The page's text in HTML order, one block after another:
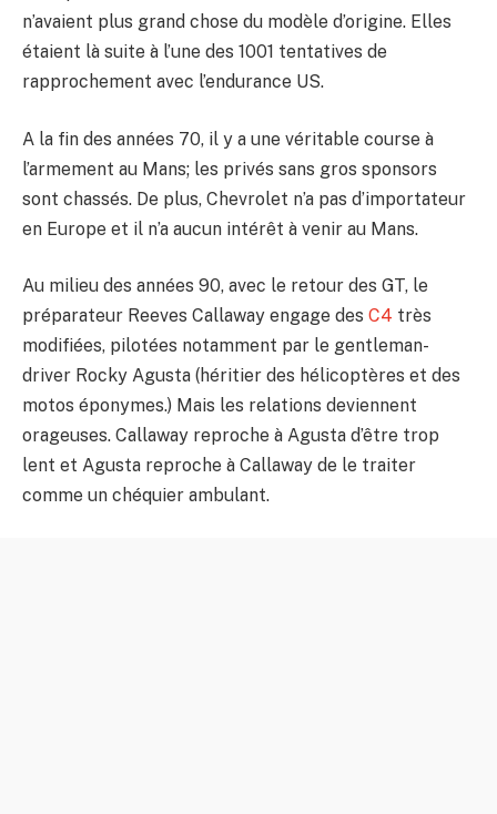
n’avaient plus grand chose du modèle d’origine. Elles
étaient là suite à l’une des 1001 tentatives de
rapprochement avec l’endurance US.
A la fin des années 70, il y a une véritable course à
l’armement au Mans; les privés sans gros sponsors
sont chassés. De plus, Chevrolet n’a pas d’importateur
en Europe et il n’a aucun intérêt à venir au Mans.
Au milieu des années 90, avec le retour des GT, le
préparateur Reeves Callaway engage des C4 très
modifiées, pilotées notamment par le gentleman-
driver Rocky Agusta (héritier des hélicoptères et des
motos éponymes.) Mais les relations deviennent
orageuses. Callaway reproche à Agusta d’être trop
lent et Agusta reproche à Callaway de le traiter
comme un chéquier ambulant.